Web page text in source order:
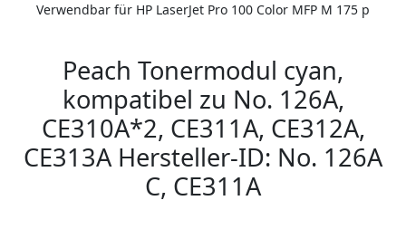
Verwendbar für HP LaserJet Pro 100 Color MFP M 175 p
Peach Tonermodul cyan,
kompatibel zu No. 126A,
CE310A*2, CE311A, CE312A,
CE313A Hersteller-ID: No. 126A
C, CE311A